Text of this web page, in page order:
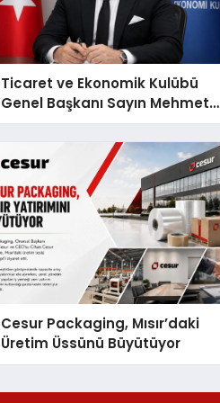
Ticaret ve Ekonomik Kulübü
Genel Başkanı Sayın Mehmet
Ulutaş, ekonomiye dair yaptığı
açıklamada şunları kaydetti:
Cesur Packaging, Mısır’daki
Üretim Üssünü Büyütüyor